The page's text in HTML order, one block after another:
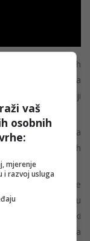
je 110 narodnih
Džareda
Trampa, koji
dozvolu za
postojećih
terena.
memorijal može
ne može u
i urbanistički
statusa
vaš
osobnih
mjerenje
i razvoj usluga